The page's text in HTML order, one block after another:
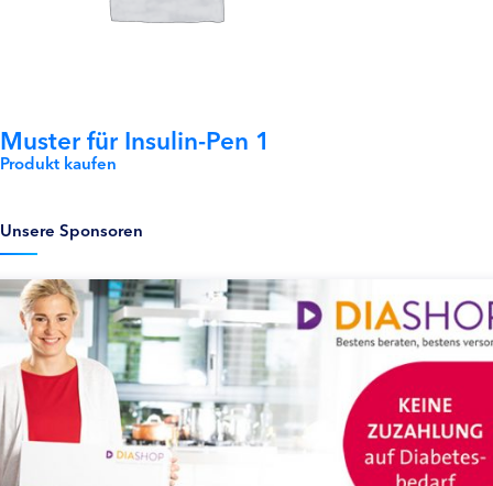
Muster für Insulin-Pen 1
Produkt kaufen
Unsere Sponsoren